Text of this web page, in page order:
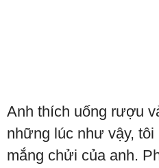
Anh thích uống rượu
những lúc như vậy,
mắng chửi của anh.